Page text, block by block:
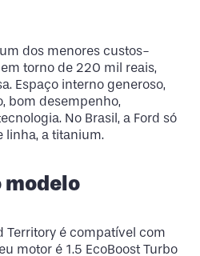
dos menores custos-
torno de 220 mil reais,
Espaço interno generoso,
bom desempenho,
No Brasil, a Ford só
linha, a titanium.
modelo
Territory é compatível com
motor é 1.5 EcoBoost Turbo